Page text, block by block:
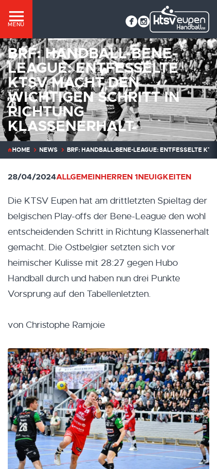
MENÜ
BRF: HANDBALL-BENE-
LEAGUE: ENTFESSELTE
KTSV MACHT DEN
WICHTIGEN SCHRITT IN
RICHTUNG
KLASSENERHALT
HOME NEWS BRF: HANDBALL-BENE-LEAGUE: ENTFESSELTE
28/04/2024ALLGEMEINHERREN 1NEUIGKEITEN
Die KTSV Eupen hat am drittletzten Spieltag der
belgischen Play-offs der Bene-League den wohl
entscheidenden Schritt in Richtung Klassenerhalt
gemacht. Die Ostbelgier setzten sich vor
heimischer Kulisse mit 28:27 gegen Hubo
Handball durch und haben nun drei Punkte
Vorsprung auf den Tabellenletzten.
von Christophe Ramjoie